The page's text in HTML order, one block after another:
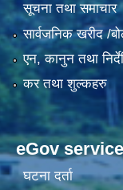
सूचना तथा समाचार
सार्वजनिक खरीद /
एन, कानुन तथा
कर तथा शुल्कहरु
eGov
घटना दर्ता